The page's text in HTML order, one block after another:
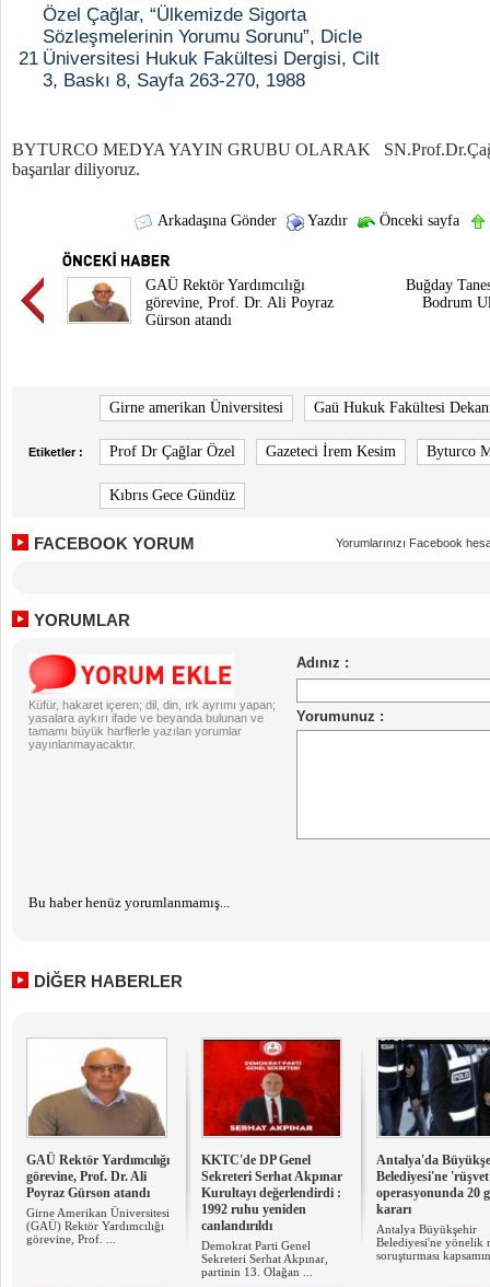
21
Özel Çağlar, “Ülkemizde Sigorta
Sözleşmelerinin Yorumu Sorunu”, Dicle
Üniversitesi Hukuk Fakültesi Dergisi, Cilt
3, Baskı 8, Sayfa 263-270, 1988
BYTURCO MEDYA YAYIN GRUBU OLARAK
başarılar diliyoruz.
Arkadaşına Gönder Yazdır Önceki sayfa
GAÜ Rektör Yardımcılığı
görevine, Prof. Dr. Ali Poyraz
Gürson atandı
Buğday
Bodrum
Etiketler :
Girne amerikan Üniversitesi Gaü Hukuk Fakültesi
Prof Dr Çağlar Özel Gazeteci İrem Kesim Byturco
Kıbrıs Gece Gündüz
FACEBOOK YORUM Yorumlarınızı Facebook
YORUMLAR
Küfür, hakaret içeren; dil, din, ırk ayrımı yapan;
yasalara aykırı ifade ve beyanda bulunan ve
tamamı büyük harflerle yazılan yorumlar
yayınlanmayacaktır.
Bu haber henüz yorumlanmamış...
DİĞER HABERLER
GAÜ Rektör Yardımcılığı
görevine, Prof. Dr. Ali
Poyraz Gürson atandı
Girne Amerikan Üniversitesi
(GAÜ) Rektör Yardımcılığı
görevine, Prof. ...
KKTC'de DP Genel
Sekreteri Serhat Akpınar
Kurultayı değerlendirdi :
1992 ruhu yeniden
canlandırıldı
Demokrat Parti Genel
Sekreteri Serhat Akpınar,
partinin 13. Olağan ...
Antalya'da
Belediyesi'ne
operasyonunda 20
kararı
Antalya Büyükşehir
Belediyesi'ne yönelik
soruşturması